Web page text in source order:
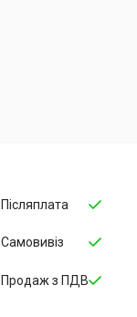
Післяплата
Самовивіз
Продаж з ПДВ